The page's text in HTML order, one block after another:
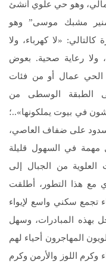
وهو حي علوي أنشئ
مشبك موسى” وهو
«لا كهرباء، ولا
ولا رعاية صحية. بعوض
عمال أو من فئات
إلى الطبقة الوسطى من
السكان يعيشون في بيوت يملكونها»..؛
على ضفاف العاصي،
في السهول قليلة
العلوية من الجبال إلى
مع هذا التطور، أطلقت
عام 1963 مشروع بناء تجمع سكني واسع لإيواء
بهذه المبادرات، وسهل
المهاجرون أحياء لهم
اللوز والأرمن وكرم